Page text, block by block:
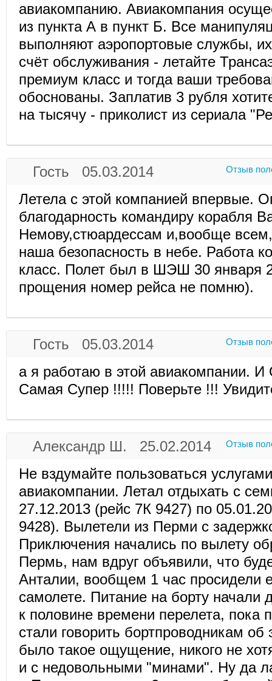
авиакомпанию. Авиакомпания
из пункта А в пункт Б. Все
выполняют аэропортовые службы,
счёт обслуживания - летайте
премиум класс и тогда ваши
обоснованы. Заплатив 3 рубля
на тысячу - приколист из сериала
Гость 05.03.2014 Отзыв
Летела с этой компанией впервые.
благодарность командиру корабля
Немову,стюардессам и,вообще
наша безопасность в небе. Работа
класс. Полет был в ШЭШ 30 января
прощения номер рейса не помню).
Гость 05.03.2014 Отзыв
а я работаю в этой авиакомпании. И
Самая Супер !!!!! Поверьте !!!
Александр Ш. 25.02.2014 Отзыв
Не вздумайте пользоваться
авиакомпании. Летал отдыхать с
27.12.2013 (рейс 7К 9427) по
9428). Вылетели из Перми с
Приключения начались по вылету
Пермь, нам вдруг объявили, что
Анталии, вообщем 1 час просидели
самолете. Питание на борту начали
к половине времени перелета, пока
стали говорить бортпроводникам об
было такое ощущение, никого не
и с недовольными "минами". Ну да